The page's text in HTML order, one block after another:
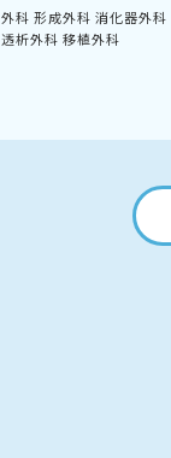
外科 形成外科 消化器外科
透析外科 移植外科